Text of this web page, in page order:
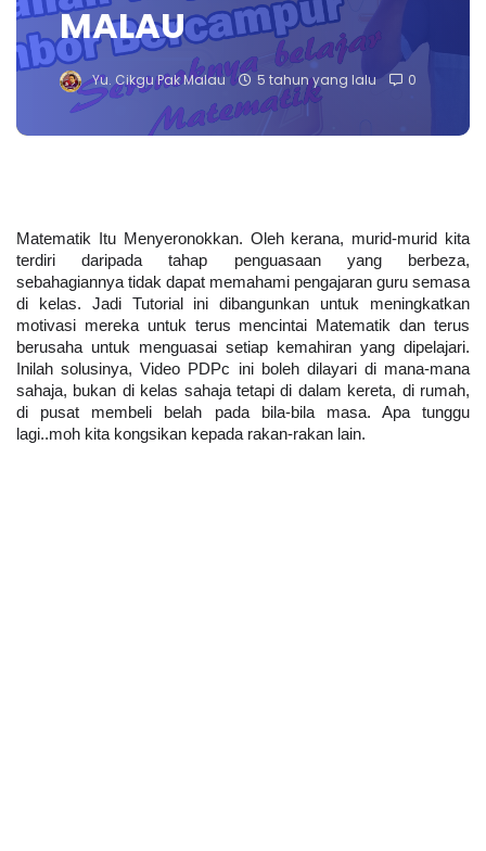
MALAU
Yu. Cikgu Pak Malau 5 tahun yang lalu 0
Matematik Itu Menyeronokkan. Oleh kerana, murid-murid kita
terdiri daripada tahap penguasaan yang berbeza,
sebahagiannya tidak dapat memahami pengajaran guru semasa
di kelas. Jadi Tutorial ini dibangunkan untuk meningkatkan
motivasi mereka untuk terus mencintai Matematik dan terus
berusaha untuk menguasai setiap kemahiran yang dipelajari.
Inilah solusinya, Video PDPc ini boleh dilayari di mana-mana
sahaja, bukan di kelas sahaja tetapi di dalam kereta, di rumah,
di pusat membeli belah pada bila-bila masa. Apa tunggu
lagi..moh kita kongsikan kepada rakan-rakan lain.